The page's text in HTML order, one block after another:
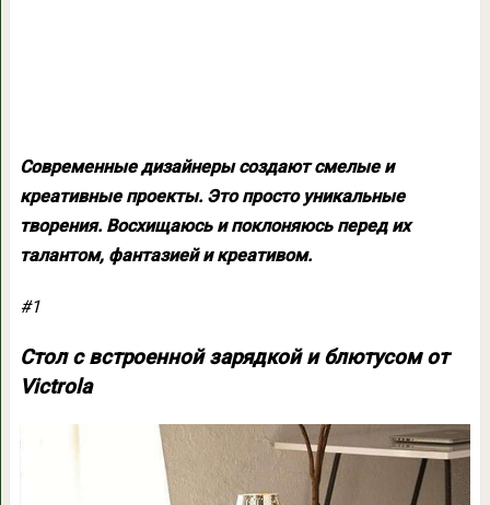
Современные дизайнеры создают смелые и
креативные проекты. Это просто уникальные
творения. Восхищаюсь и поклоняюсь перед их
талантом, фантазией и креативом.
#1
Стол с встроенной зарядкой и блютусом от
Victrola